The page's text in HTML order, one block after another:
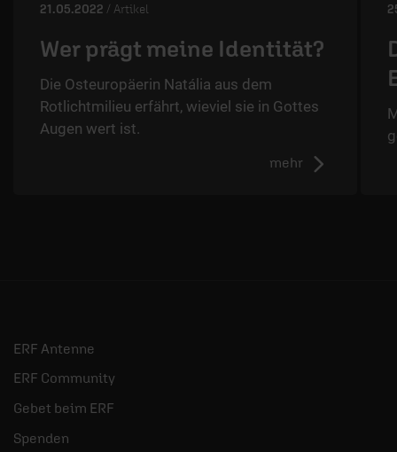
21.05.2022 / Artikel
Wer prägt meine Identität?
Die Osteuropäerin Natália aus dem
Rotlichtmilieu erfährt, wieviel sie in Gottes
Augen wert ist.
mehr
ERF Antenne
ERF Community
Gebet beim ERF
Spenden